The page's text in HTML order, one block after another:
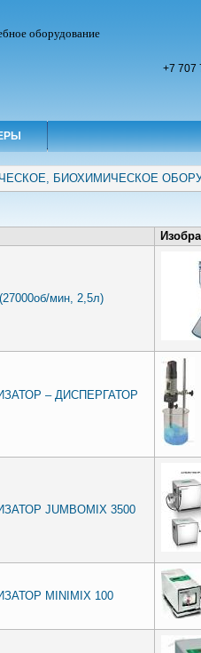
оборудование
+7 707
БИОХИМИЧЕСКОЕ
мин, 2,5л)
– ДИСПЕРГАТОР
JUMBOMIX 3500
MINIMIX 100